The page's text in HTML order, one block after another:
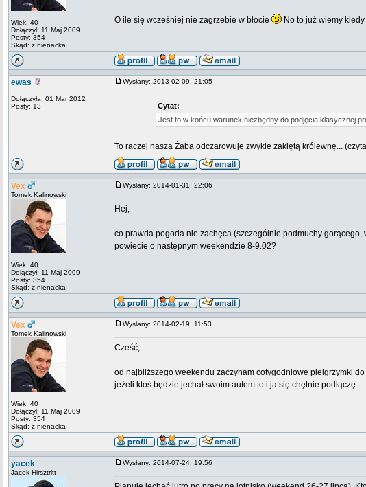
Wiek: 40
Dołączył: 11 Maj 2009
Posty: 354
Skąd: z nienacka
O ile się wcześniej nie zagrzebie w błocie No to już wiemy
ewas
Dołączyła: 01 Mar 2012
Posty: 13
Wysłany: 2013-02-09, 21:05
Cytat:
Jest to w końcu warunek niezbędny do podjęcia klasycznej
To raczej nasza Żaba odczarowuje zwykle zaklętą królewnę...
Vex
Tomek Kalinowski
Wiek: 40
Dołączył: 11 Maj 2009
Posty: 354
Skąd: z nienacka
Wysłany: 2014-01-31, 22:06
Hej,
co prawda pogoda nie zachęca (szczególnie podmuchy
powiecie o następnym weekendzie 8-9.02?
Vex
Tomek Kalinowski
Wiek: 40
Dołączył: 11 Maj 2009
Posty: 354
Skąd: z nienacka
Wysłany: 2014-02-19, 11:53
Cześć,
od najbliższego weekendu zaczynam cotygodniowe pielgrzymki
jeżeli ktoś będzie jechał swoim autem to i ja się chętnie podłączę.
yacek
Jacek Hirsztritt
Wysłany: 2014-07-24, 19:56